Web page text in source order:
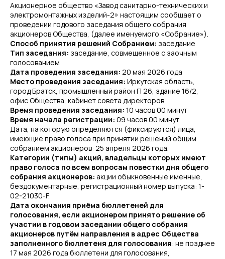
Акционерное общество «Завод санитарно-технических и
электромонтажных изделий-2» настоящим сообщает о
проведении годового заседания общего собрания
акционеров Общества, (далее именуемого «Собрание»).
Способ принятия решений Собранием: заседание
Тип заседания: заседание, совмещенное с заочным
голосованием
Дата проведения заседания: 20 мая 2026 года
Место проведения заседания: Иркутская область,
город Братск, промышленный район П 26, здание 16/2,
офис Общества, кабинет совета директоров
Время проведения заседания: 10 часов 00 минут
Время начала регистрации: 09 часов 00 минут
Дата, на которую определяются (фиксируются) лица,
имеющие право голоса при принятии решений общим
собранием акционеров: 25 апреля 2026 года.
Категории (типы) акций, владельцы которых имеют
право голоса по всем вопросам повестки дня общего
собрания акционеров: акции обыкновенные именные,
бездокументарные, регистрационный номер выпуска: 1-
02-21030-F.
Дата окончания приёма бюллетеней для
голосования, если акционером принято решение об
участии в годовом заседании общего собрания
акционеров путём направления в адрес Общества
заполненного бюллетеня для голосования: не позднее
17 мая 2026 года бюллетени для голосования,